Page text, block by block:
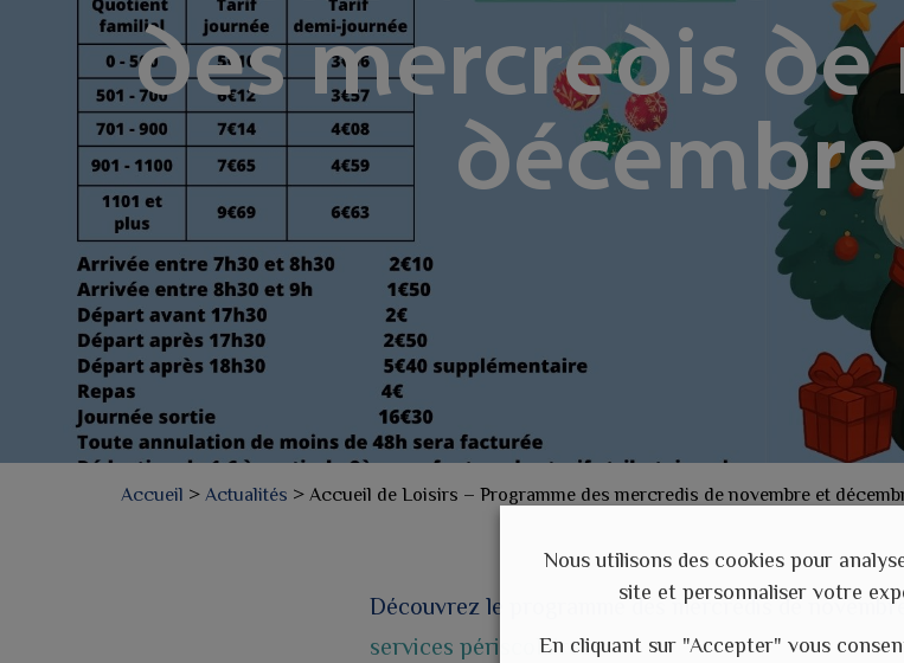
des mercredis
Accueil > Actualités > Accueil de Loisirs – Programme des mercredis de novembre et
Découvrez le programme des mercredis de
services périscolaires.
Nous utilisons des cookies pour
site et personnaliser votre
En cliquant sur "Accepter" vous